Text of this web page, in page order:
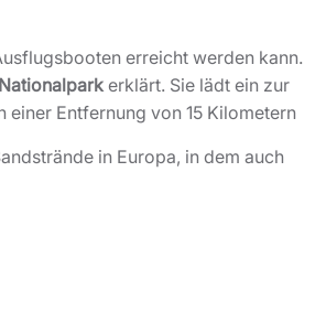
erreicht werden kann.
Nationalparkerklärt. Sie lädt ein zur
Entfernung von 15 Kilometern
in Europa, in dem auch